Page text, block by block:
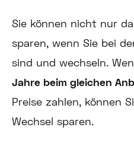
Sie können nicht nur
sparen, wenn Sie bei
sind und wechseln.
Jahre beim gleichen
Preise zahlen, können
Wechsel sparen.